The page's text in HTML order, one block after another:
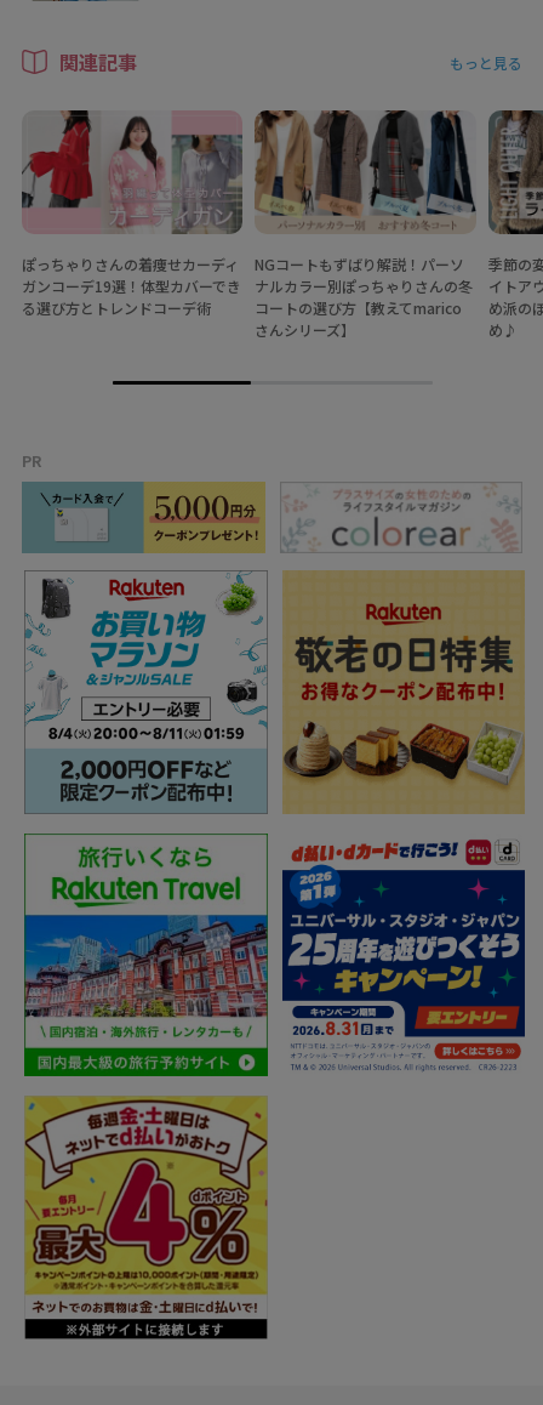
関連記事 もっと見る
ぽっちゃりさんの着痩せカーディ
ガンコーデ19選！体型カバーでき
る選び方とトレンドコーデ術
NGコートもずばり解説！パーソ
ナルカラー別ぽっちゃりさんの冬
コートの選び方【教えてmarico
さんシリーズ】
季節の
イトア
め派の
め♪
PR